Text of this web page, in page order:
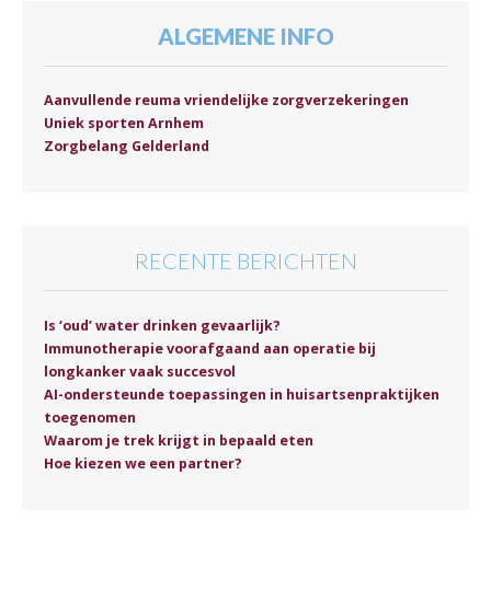
ALGEMENE INFO
Aanvullende reuma vriendelijke zorgverzekeringen
Uniek sporten Arnhem
Zorgbelang Gelderland
RECENTE BERICHTEN
Is ‘oud’ water drinken gevaarlijk?
Immunotherapie voorafgaand aan operatie bij
longkanker vaak succesvol
AI-ondersteunde toepassingen in huisartsenpraktijken
toegenomen
Waarom je trek krijgt in bepaald eten
Hoe kiezen we een partner?